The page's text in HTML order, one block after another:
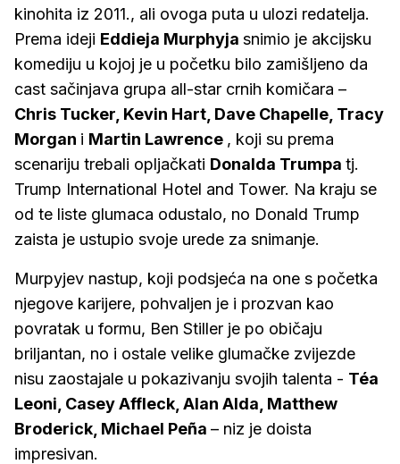
kinohita iz 2011., ali ovoga puta u ulozi redatelja.
Prema ideji Eddieja Murphyja snimio je akcijsku
komediju u kojoj je u početku bilo zamišljeno da
cast sačinjava grupa all-star crnih komičara –
Chris Tucker, Kevin Hart, Dave Chapelle, Tracy
Morgan i Martin Lawrence , koji su prema
scenariju trebali opljačkati Donalda Trumpa tj.
Trump International Hotel and Tower. Na kraju se
od te liste glumaca odustalo, no Donald Trump
zaista je ustupio svoje urede za snimanje.
Murpyjev nastup, koji podsjeća na one s početka
njegove karijere, pohvaljen je i prozvan kao
povratak u formu, Ben Stiller je po običaju
briljantan, no i ostale velike glumačke zvijezde
nisu zaostajale u pokazivanju svojih talenta - Téa
Leoni, Casey Affleck, Alan Alda, Matthew
Broderick, Michael Peña – niz je doista
impresivan.